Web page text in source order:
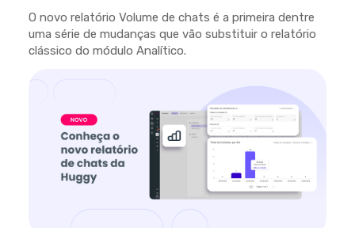
O novo relatório Volume de chats é a primeira dentre
uma série de mudanças que vão substituir o relatório
clássico do módulo Analítico.